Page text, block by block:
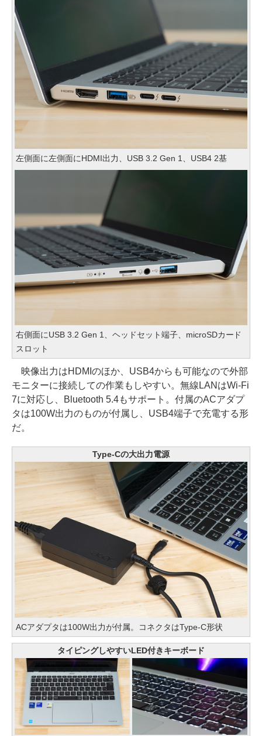
左側面に左側面にHDMI出力、USB 3.2 Gen 1、USB4 2基
右側面にUSB 3.2 Gen 1、ヘッドセット端子、microSDカード
スロット
映像出力はHDMIのほか、USB4からも可能なので外部
モニターに接続しての作業もしやすい。無線LANはWi-Fi
7に対応し、Bluetooth 5.4もサポート。付属のACアダプ
タは100W出力のものが付属し、USB4端子で充電する形
だ。
Type-Cの大出力電源
ACアダプタは100W出力が付属。コネクタはType-C形状
タイピングしやすいLED付きキーボード